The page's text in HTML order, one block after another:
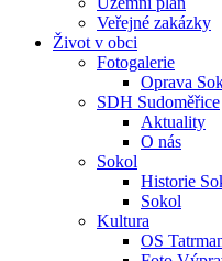
Veřejné zakázky
Život v obci
Fotogalerie
Oprava
SDH Sudoměřice
Aktuality
O nás
Sokol
Historie
Sokol
Kultura
OS